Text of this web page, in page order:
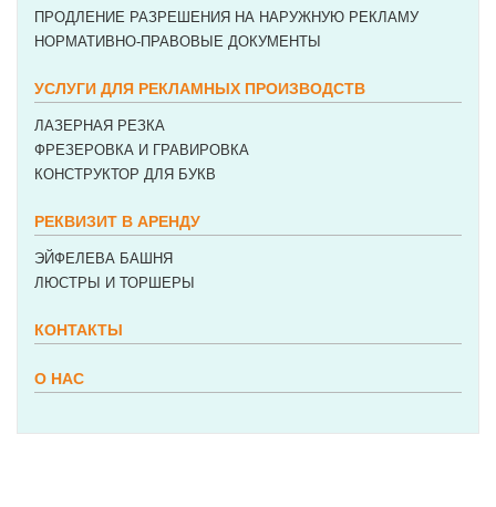
ПРОДЛЕНИЕ РАЗРЕШЕНИЯ НА НАРУЖНУЮ РЕКЛАМУ
НОРМАТИВНО-ПРАВОВЫЕ ДОКУМЕНТЫ
УСЛУГИ ДЛЯ РЕКЛАМНЫХ ПРОИЗВОДСТВ
ЛАЗЕРНАЯ РЕЗКА
ФРЕЗЕРОВКА И ГРАВИРОВКА
КОНСТРУКТОР ДЛЯ БУКВ
РЕКВИЗИТ В АРЕНДУ
ЭЙФЕЛЕВА БАШНЯ
ЛЮСТРЫ И ТОРШЕРЫ
КОНТАКТЫ
О НАС